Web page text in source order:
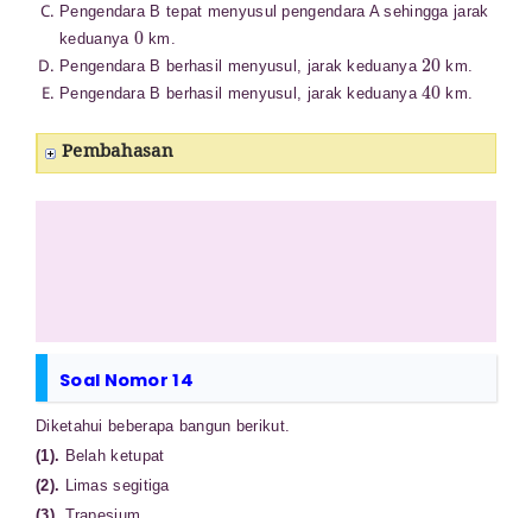
Pengendara B tepat menyusul pengendara A sehingga jarak
keduanya
0
km.
Pengendara B berhasil menyusul, jarak keduanya
20
km.
Pengendara B berhasil menyusul, jarak keduanya
40
km.
Pembahasan
Soal Nomor 14
Diketahui beberapa bangun berikut.
(1). Belah ketupat
(2). Limas segitiga